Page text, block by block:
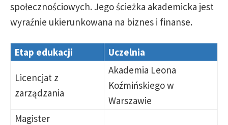
społecznościowych. Jego ścieżka akademicka jest
wyraźnie ukierunkowana na biznes i finanse.
Etap edukacji Uczelnia
Licencjat z
zarządzania
Akademia Leona
Koźmińskiego w
Warszawie
Magister